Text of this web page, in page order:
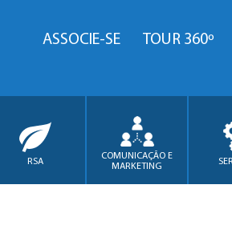
ASSOCIE-SE TOUR 360º
RSA
COMUNICAÇÃO E
MARKETING